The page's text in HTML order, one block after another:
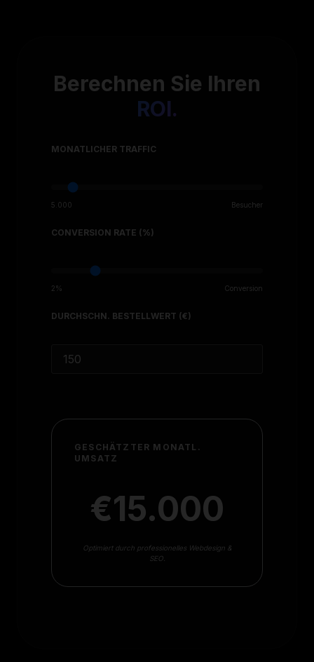
Berechnen Sie Ihren
ROI.
MONATLICHER TRAFFIC
5.000 Besucher
CONVERSION RATE (%)
2% Conversion
DURCHSCHN. BESTELLWERT (€)
GESCHÄTZTER MONATL.
UMSATZ
€15.000
Optimiert durch professionelles Webdesign &
SEO.